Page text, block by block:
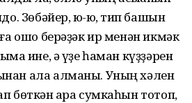
Зөбәйер, юҡ-юҡ, тип башын
ошо берәҙәк ир менән икмәк
ине, ә үҙе һаман күҙҙәрен
ала алманы. Уның хәлен
бөткән ҡара сумкаһын тотоп,